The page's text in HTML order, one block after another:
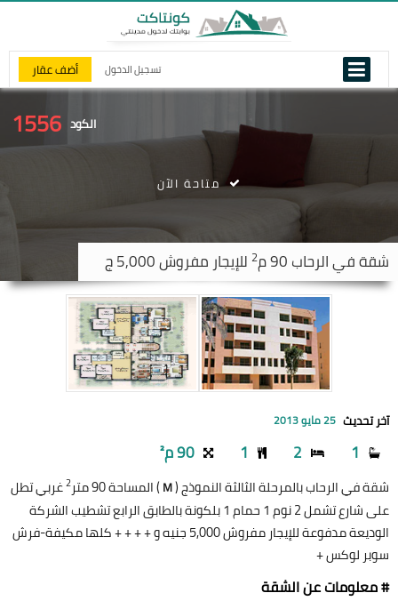
تسجيل الدخول أضف عقار
الكود 1556
شقة فيالرحاب 2 للإيجار مفروش 5,000 ج
متاحة الآن
آخر تحديث 25 مايو 2013
1
2
1 90 م²
شقة في الرحاب بالمرحلة الثالثة النموذج (M) المساحة 90 متر 2غربي تطل
على شارع تشمل 2 نوم 1 حمام 1 بلكونة بالطابق الرابع تشطيب الشركة
الوديعة مدفوعة للإيجار مفروش 5,000 جنيه و + + + + كلها مكيفة-فرش
سوبر لوكس +
# معلومات عن الشقة